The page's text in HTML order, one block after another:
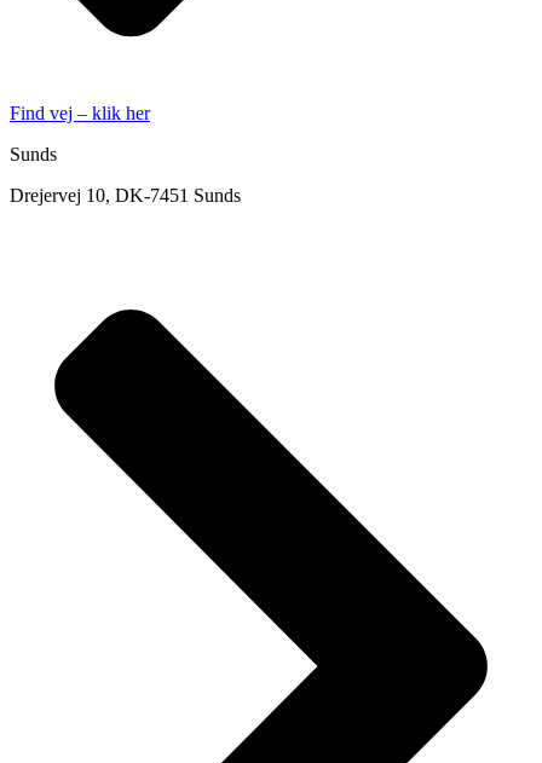
Find vej – klik her
Sunds
Drejervej 10, DK-7451 Sunds